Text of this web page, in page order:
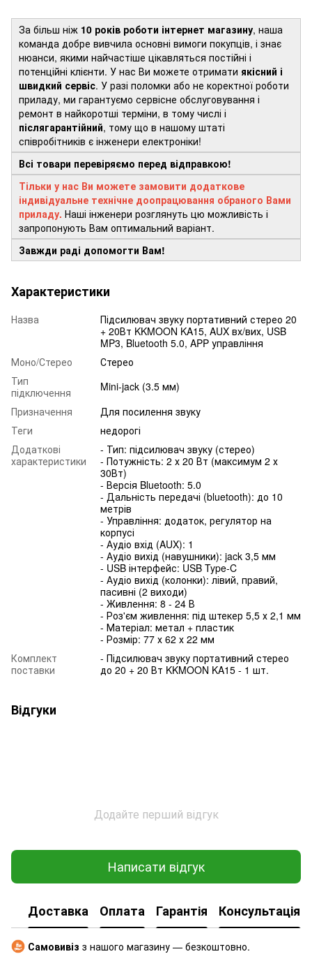
За більш ніж 10 років роботи інтернет магазину, наша
команда добре вивчила основні вимоги покупців, і знає
нюанси, якими найчастіше цікавляться постійні і
потенційні клієнти. У нас Ви можете отримати якісний і
швидкий сервіс. У разі поломки або не коректної роботи
приладу, ми гарантуємо сервісне обслуговування і
ремонт в найкоротші терміни, в тому числі і
післягарантійний, тому що в нашому штаті
співробітників є інженери електроніки!
Всі товари перевіряємо перед відправкою!
Тільки у нас Ви можете замовити додаткове
індивідуальне технічне доопрацювання обраного Вами
приладу. Наші інженери розглянуть цю можливість і
запропонують Вам оптимальний варіант.
Завжди раді допомогти Вам!
Характеристики
Назва
Підсилювач звуку портативний стерео 20
+ 20Вт KKMOON KA15, AUX вх/вих, USB
MP3, Bluetooth 5.0, APP управління
Моно/Стерео
Стерео
Тип
підключення
Mini-jack (3.5 мм)
Призначення
Для посилення звуку
Теги
недорогі
Додаткові
характеристики
- Тип: підсилювач звуку (стерео)
- Потужність: 2 х 20 Вт (максимум 2 х
30Вт)
- Версія Bluetooth: 5.0
- Дальність передачі (bluetooth): до 10
метрів
- Управління: додаток, регулятор на
корпусі
- Аудіо вхід (AUX): 1
- Аудіо вихід (навушники): jack 3,5 мм
- USB інтерфейс: USB Type-C
- Аудіо вихід (колонки): лівий, правий,
пасивні (2 виходи)
- Живлення: 8 - 24 В
- Роз'єм живлення: під штекер 5,5 х 2,1 мм
- Матеріал: метал + пластик
- Розмір: 77 х 62 х 22 мм
Комплект
поставки
- Підсилювач звуку портативний стерео
до 20 + 20 Вт KKMOON KA15 - 1 шт.
Відгуки
Додайте перший відгук
Написати відгук
Доставка Оплата Гарантія Консультація
Самовивіз з нашого магазину — безкоштовно.